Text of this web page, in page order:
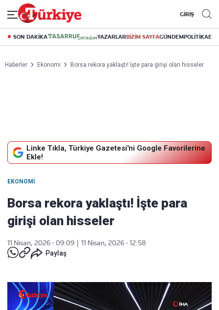
GİRİŞ
SON DAKİKA YAZARLARBİZİM SAYFAGÜNDEMPOLİTİKA
Haberler Ekonomi Borsa rekora yaklaştı! İşte para girişi olan hisseler
Linke Tıkla, Türkiye Gazetesi'ni Google Favorilerine
Ekle!
EKONOMI
Borsa rekora yaklaştı! İşte para
girişi olan hisseler
11 Nisan, 2026 - 09:09
11 Nisan, 2026 - 12:58
Paylaş